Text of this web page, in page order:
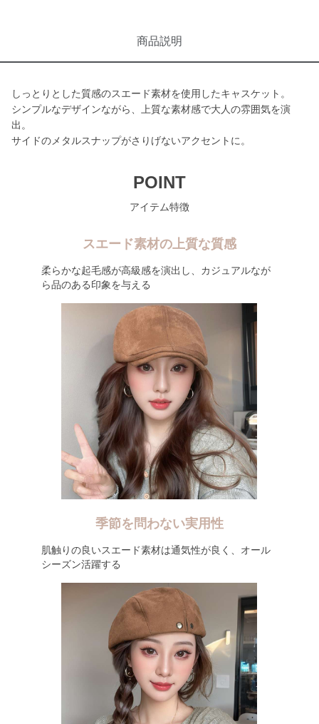
商品説明
しっとりとした質感のスエード素材を使用したキャスケット。
シンプルなデザインながら、上質な素材感で大人の雰囲気を演
出。
サイドのメタルスナップがさりげないアクセントに。
POINT
アイテム特徴
スエード素材の上質な質感
柔らかな起毛感が高級感を演出し、カジュアルなが
ら品のある印象を与える
季節を問わない実用性
肌触りの良いスエード素材は通気性が良く、オール
シーズン活躍する